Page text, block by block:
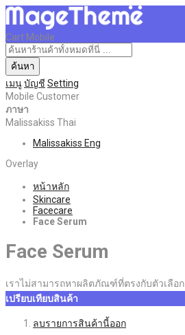
Cart Mobile
ค้นหา
เมนูบัญชี Setting
Mobile Customer
ภาษา
Malissakiss Thai
Malissakiss Eng
Overlay
หน้าหลัก
Skincare
Facecare
Face Serum
Face Serum
เราไม่สามารถหาผลิตภัณฑ์ที่ตรงกับตัวเลือก
เปรียบเทียบสินค้า
ลบรายการสินค้านี้ออก